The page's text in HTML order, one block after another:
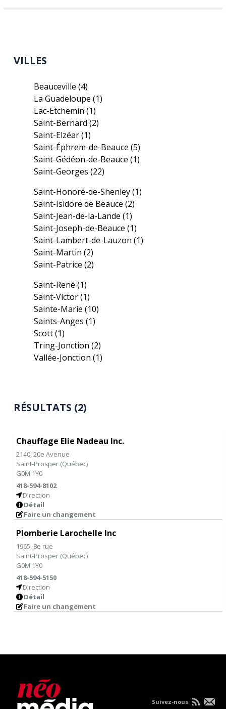
VILLES
Beauceville(4)
La Guadeloupe(1)
Lac-Etchemin(1)
Saint-Bernard(2)
Saint-Elzéar(1)
Saint-Éphrem-de-Beauce(5)
Saint-Gédéon-de-Beauce(1)
Saint-Georges(22)
Saint-Honoré-de-Shenley(1)
Saint-Isidore de Beauce(2)
Saint-Jean-de-la-Lande(1)
Saint-Joseph-de-Beauce(1)
Saint-Lambert-de-Lauzon(1)
Saint-Martin(2)
Saint-Patrice(2)
Saint-René(1)
Saint-Victor(1)
Sainte-Marie(10)
Saints-Anges(1)
Scott(1)
Tring-Jonction(2)
Vallée-Jonction(1)
RÉSULTATS (2)
Chauffage Elie Nadeau Inc.
2140, 20e Avenue
Saint-Prosper (Québec)
G0M 1Y0
418-594-8102
Direction
Détail
Faire un changement
Plomberie Larochelle Inc
1965, 8e rue
Saint-Prosper (Québec)
G0M 1Y0
418-594-5150
Direction
Détail
Faire un changement
Suivez-nous